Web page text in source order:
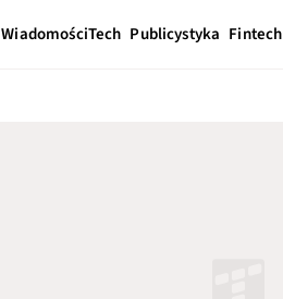
WiadomościTech Publicystyka Fintech